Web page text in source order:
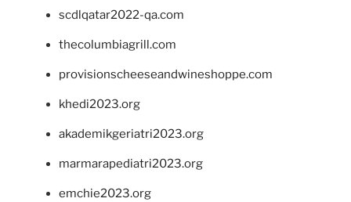
scdlqatar2022-qa.com
thecolumbiagrill.com
provisionscheeseandwineshoppe.com
khedi2023.org
akademikgeriatri2023.org
marmarapediatri2023.org
emchie2023.org